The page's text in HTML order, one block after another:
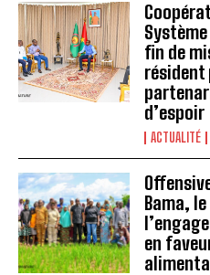
fin de
résident
d’espoir
ACTUALITÉ
Bama,
en